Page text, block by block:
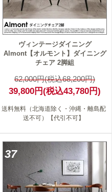
ヴィンテージダイニング
Almont【オルモント】ダイニング
チェア 2脚組
62,000円(税込68,200円)
39,800円(税込43,780円)
送料無料（北海道除く・沖縄・離島配
送不可）【代引不可】
37